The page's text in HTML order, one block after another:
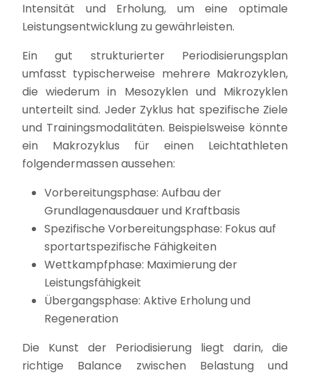
Intensität und Erholung, um eine optimale
Leistungsentwicklung zu gewährleisten.
Ein gut strukturierter Periodisierungsplan
umfasst typischerweise mehrere Makrozyklen,
die wiederum in Mesozyklen und Mikrozyklen
unterteilt sind. Jeder Zyklus hat spezifische Ziele
und Trainingsmodalitäten. Beispielsweise könnte
ein Makrozyklus für einen Leichtathleten
folgendermassen aussehen:
Vorbereitungsphase: Aufbau der
Grundlagenausdauer und Kraftbasis
Spezifische Vorbereitungsphase: Fokus auf
sportartspezifische Fähigkeiten
Wettkampfphase: Maximierung der
Leistungsfähigkeit
Übergangsphase: Aktive Erholung und
Regeneration
Die Kunst der Periodisierung liegt darin, die
richtige Balance zwischen Belastung und